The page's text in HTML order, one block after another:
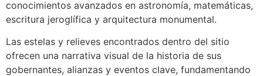
conocimientos avanzados en astronomía, matemáticas,
escritura jeroglífica y arquitectura monumental.
Las estelas y relieves encontrados dentro del sitio
ofrecen una narrativa visual de la historia de sus
gobernantes, alianzas y eventos clave, fundamentando